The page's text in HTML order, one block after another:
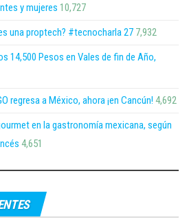
y mujeres 10,727
una proptech? #tecnocharla 27 7,932
14,500 Pesos en Vales de fin de Año,
regresa a México, ahora ¡en Cancún! 4,692
en la gastronomía mexicana, según
4,651